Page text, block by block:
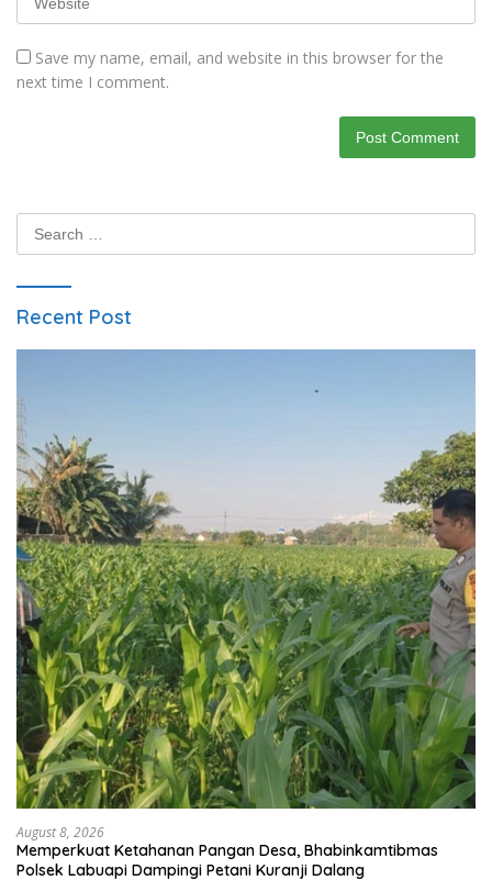
Save my name, email, and website in this browser for the
next time I comment.
Search
for:
Recent Post
August 8, 2026
Memperkuat Ketahanan Pangan Desa, Bhabinkamtibmas
Polsek Labuapi Dampingi Petani Kuranji Dalang